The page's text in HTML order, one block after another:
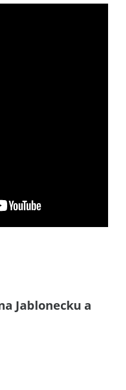
Jablonecku a